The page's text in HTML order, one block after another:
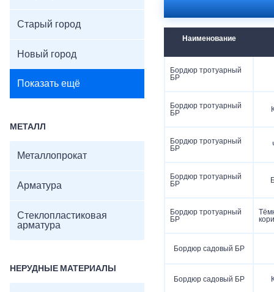
Старый город
Новый город
Показать ещё
МЕТАЛЛ
Металлопрокат
Арматура
Стеклопластиковая
арматура
НЕРУДНЫЕ МАТЕРИАЛЫ
Наименование
Бордюр тротуарный
БР
Бордюр тротуарный
БР
Бордюр тротуарный
БР
Бордюр тротуарный
БР
Бордюр тротуарный
БР
Бордюр садовый БР
Бордюр садовый БР